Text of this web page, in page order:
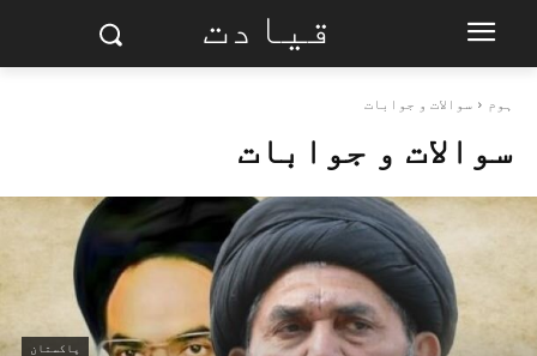
قیادت
ہوم سوالات و جوابات
سوالات و جوابات
پاکستان